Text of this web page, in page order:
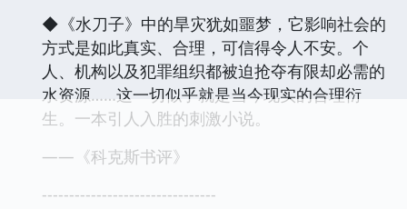
◆《水刀子》中的旱灾犹如噩梦，它影响社会的
方式是如此真实、合理，可信得令人不安。个
人、机构以及犯罪组织都被迫抢夺有限却必需的
水资源……这一切似乎就是当今现实的合理衍
生。一本引人入胜的刺激小说。
——《科克斯书评》
--------------------------------